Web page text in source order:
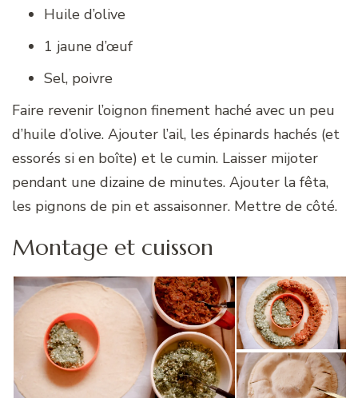
Huile d’olive
1 jaune d’œuf
Sel, poivre
Faire revenir l’oignon finement haché avec un peu
d’huile d’olive. Ajouter l’ail, les épinards hachés (et
essorés si en boîte) et le cumin. Laisser mijoter
pendant une dizaine de minutes. Ajouter la fêta,
les pignons de pin et assaisonner. Mettre de côté.
Montage et cuisson